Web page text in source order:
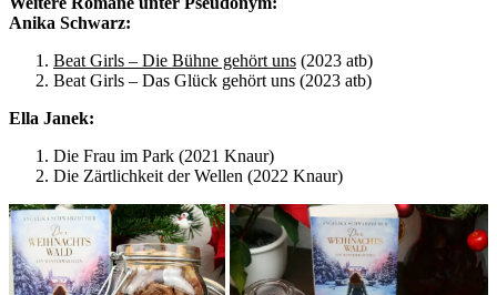
Anika Schwarz:
Beat Girls – Die Bühne gehört uns (2023 atb)
Beat Girls – Das Glück gehört uns (2023 atb)
Ella Janek:
Die Frau im Park (2021 Knaur)
Die Zärtlichkeit der Wellen (2022 Knaur)